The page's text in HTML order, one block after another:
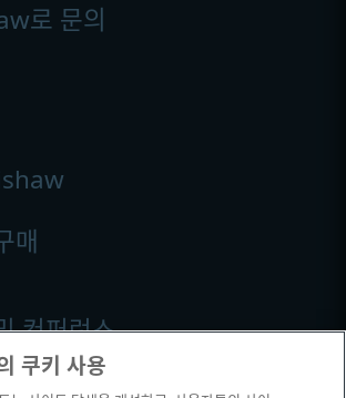
로 문의
매
컨퍼런스
는 이벤트
쿠키 사용